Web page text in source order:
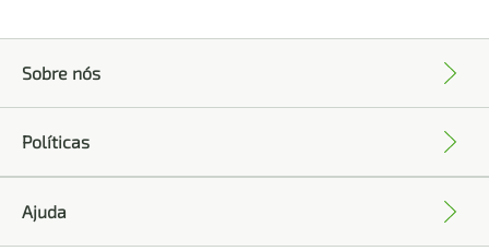
Sobre nós
Políticas
Ajuda